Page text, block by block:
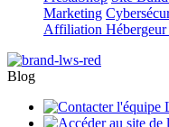
Marketing
Affiliation Hébergeur
Blog